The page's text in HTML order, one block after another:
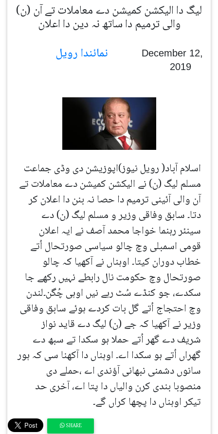
(ن) لیگ دا الیکشن کمیشن دے معاملات تے آن
والی ترمیم دا ساتھ نہ دین دا اعلان
December 12,
2019
اسلام آباد( رویل نیوز)اپوزیشن دی وڈی جماعت
مسلم لیگ (ن) نے الیکشن کمیشن دے معاملات تے
آن والی آئینی ترمیم دا حصا نہ بنن دا اعلان کر
دتا۔ سابق وفاقی وزیر و مسلم لیگ (ن) دے
سینئر رہنما خواجا محمد آصف نے ایہ اعلان
قومی اسمبلی وچ چالو سیاسی صورتحال اُتے
خطاب دوران کیتا۔ اوہناں نے آکھیا کہ چالو
صورتحال وچ حکومت نال رابطے نہیں رکھے جا
سکدے، جو کنڈے سُٹ رہے نیں اوہی چُگن۔لندن
وچ احتجاج اُتے گل بات کردے ہوئے سابق وفاقی
وزیر نے آکھیا کہ جے (ن) لیگ دے قاید نواز
شریف دے گھر اُتے حملا ہو سکدا تے سبھ دے
گھراں اُتے ہو سکدا اے۔ اوہناں دا آکھنا سی کہ ہور
سانوں دشمنی نبھانی آؤندی اے ،حملے دی
منصوبا بندی کرن والیاں دا پتا اے، آخری حد
تیکر اوہناں دا پچھا کراں گے۔
SHARE